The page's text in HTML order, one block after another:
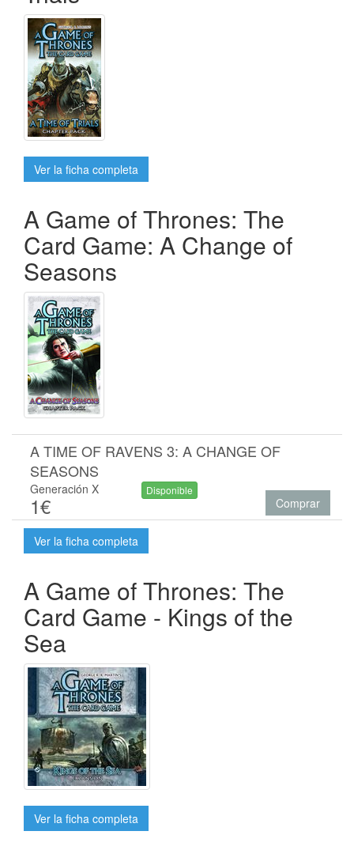
Ver la ficha completa
A Game of Thrones: The
Card Game: A Change of
Seasons
A TIME OF RAVENS 3: A CHANGE OF
SEASONS
Generación X
1€
Disponible
Comprar
Ver la ficha completa
A Game of Thrones: The
Card Game - Kings of the
Sea
Ver la ficha completa